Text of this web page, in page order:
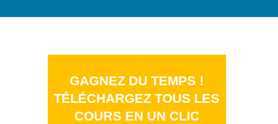
GAGNEZ DU TEMPS !
TÉLÉCHARGEZ TOUS LES
COURS EN UN CLIC